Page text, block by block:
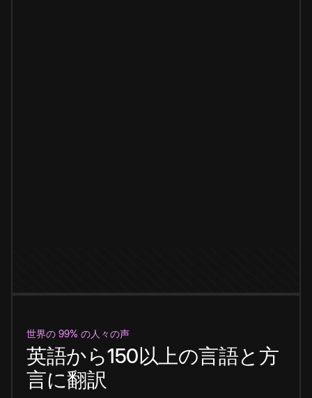
世界の 99% の人々の声
英語から150以上の言語と方
言に翻訳